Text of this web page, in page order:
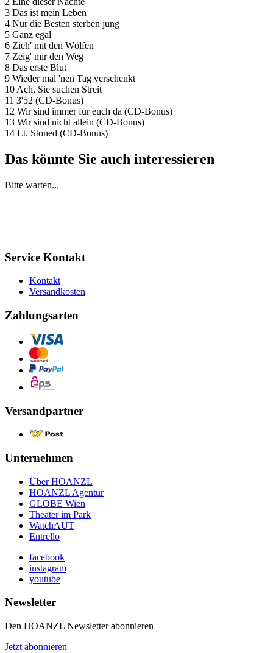
3 Das ist mein Leben
4 Nur die Besten sterben jung
5 Ganz egal
6 Zieh' mit den Wölfen
7 Zeig' mir den Weg
8 Das erste Blut
9 Wieder mal 'nen Tag verschenkt
10 Ach, Sie suchen Streit
11 3'52 (CD-Bonus)
12 Wir sind immer für euch da (CD-Bonus)
13 Wir sind nicht allein (CD-Bonus)
14 Lt. Stoned (CD-Bonus)
Das könnte Sie auch interessieren
Bitte warten...
Service Kontakt
Kontakt
Versandkosten
Zahlungsarten
Versandpartner
Unternehmen
Über HOANZL
HOANZL Agentur
GLOBE Wien
Theater im Park
WatchAUT
Entrello
facebook
instagram
youtube
Newsletter
Den HOANZL Newsletter abonnieren
Jetzt abonnieren